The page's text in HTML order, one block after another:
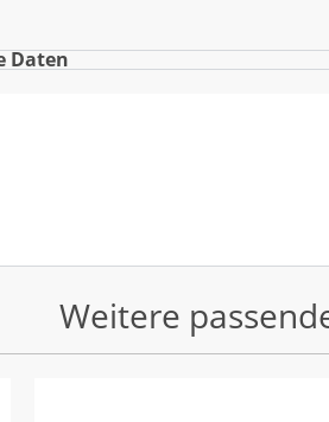
Daten
Weitere